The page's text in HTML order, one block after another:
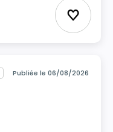
Ajouter
Publiée le 06/08/2026